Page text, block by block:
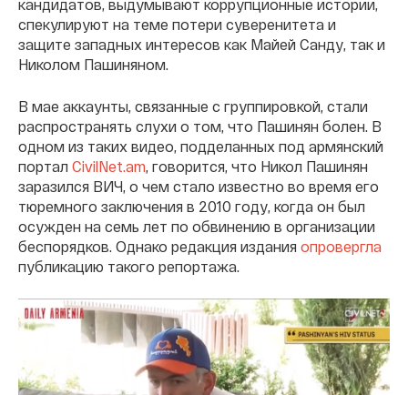
кандидатов, выдумывают коррупционные истории,
спекулируют на теме потери суверенитета и
защите западных интересов как Майей Санду, так и
Николом Пашиняном.
В мае аккаунты, связанные с группировкой, стали
распространять слухи о том, что Пашинян болен. В
одном из таких видео, подделанных под армянский
портал CivilNet.am , говорится, что Никол Пашинян
заразился ВИЧ, о чем стало известно во время его
тюремного заключения в 2010 году, когда он был
осужден на семь лет по обвинению в организации
беспорядков. Однако редакция издания опровергла
публикацию такого репортажа.